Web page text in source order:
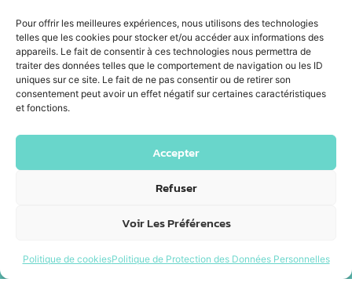
Pour offrir les meilleures expériences, nous utilisons des technologies
telles que les cookies pour stocker et/ou accéder aux informations des
appareils. Le fait de consentir à ces technologies nous permettra de
traiter des données telles que le comportement de navigation ou les ID
uniques sur ce site. Le fait de ne pas consentir ou de retirer son
consentement peut avoir un effet négatif sur certaines caractéristiques
et fonctions.
Accepter
Refuser
Voir Les Préférences
Politique de cookiesPolitique de Protection des Données Personnelles
© Happyfizz 2026 - Site propulsé par DOTACOM -